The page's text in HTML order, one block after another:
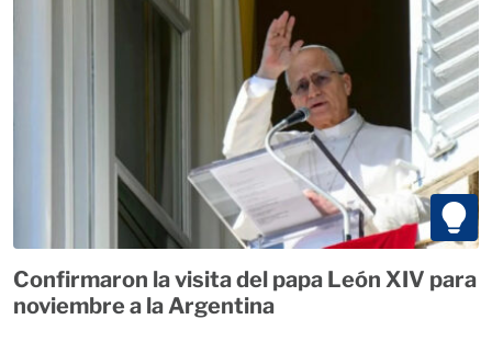
Confirmaron la visita del papa León XIV para
noviembre a la Argentina